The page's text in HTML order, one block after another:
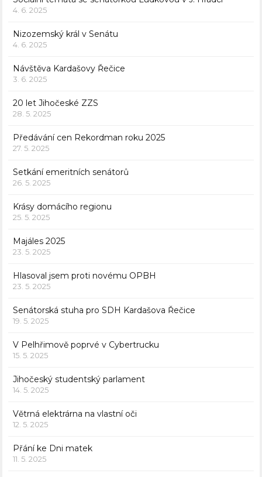
4. 6. 2025
Nizozemský král v Senátu
4. 6. 2025
Návštěva Kardašovy Řečice
3. 6. 2025
20 let Jihočeské ZZS
28. 5. 2025
Předávání cen Rekordman roku 2025
27. 5. 2025
Setkání emeritních senátorů
26. 5. 2025
Krásy domácího regionu
25. 5. 2025
Majáles 2025
23. 5. 2025
Hlasoval jsem proti novému OPBH
23. 5. 2025
Senátorská stuha pro SDH Kardašova Řečice
19. 5. 2025
V Pelhřimově poprvé v Cybertrucku
15. 5. 2025
Jihočeský studentský parlament
14. 5. 2025
Větrná elektrárna na vlastní oči
12. 5. 2025
Přání ke Dni matek
11. 5. 2025